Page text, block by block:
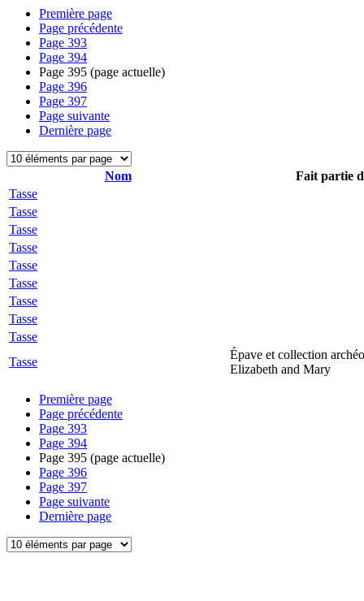
Première page
Page précédente
Page 393
Page 394
Page 395 (page actuelle)
Page 396
Page 397
Page suivante
Dernière page
Nom
Fait partie
Tasse
Tasse
Tasse
Tasse
Tasse
Tasse
Tasse
Tasse
Tasse
Tasse
Épave et collection
Elizabeth and Mary
Première page
Page précédente
Page 393
Page 394
Page 395 (page actuelle)
Page 396
Page 397
Page suivante
Dernière page